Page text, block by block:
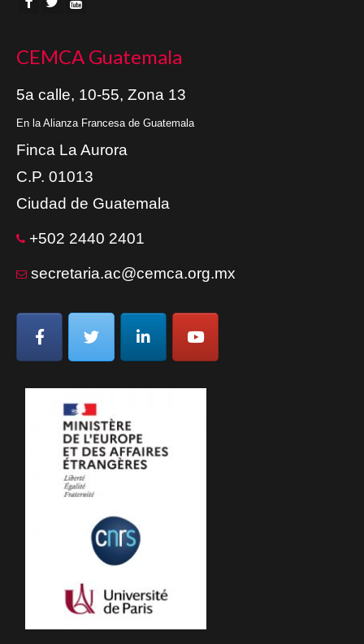
CEMCA Guatemala
5a calle, 10-55, Zona 13
En la Alianza Francesa de Guatemala
Finca La Aurora
C.P. 01013
Ciudad de Guatemala
+502 2440 2401
secretaria.ac@cemca.org.mx